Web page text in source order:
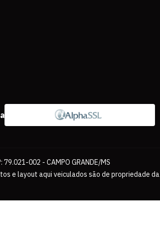
79.021-002 - CAMPO GRANDE/MS
e layout aqui veiculados são de propriedade da